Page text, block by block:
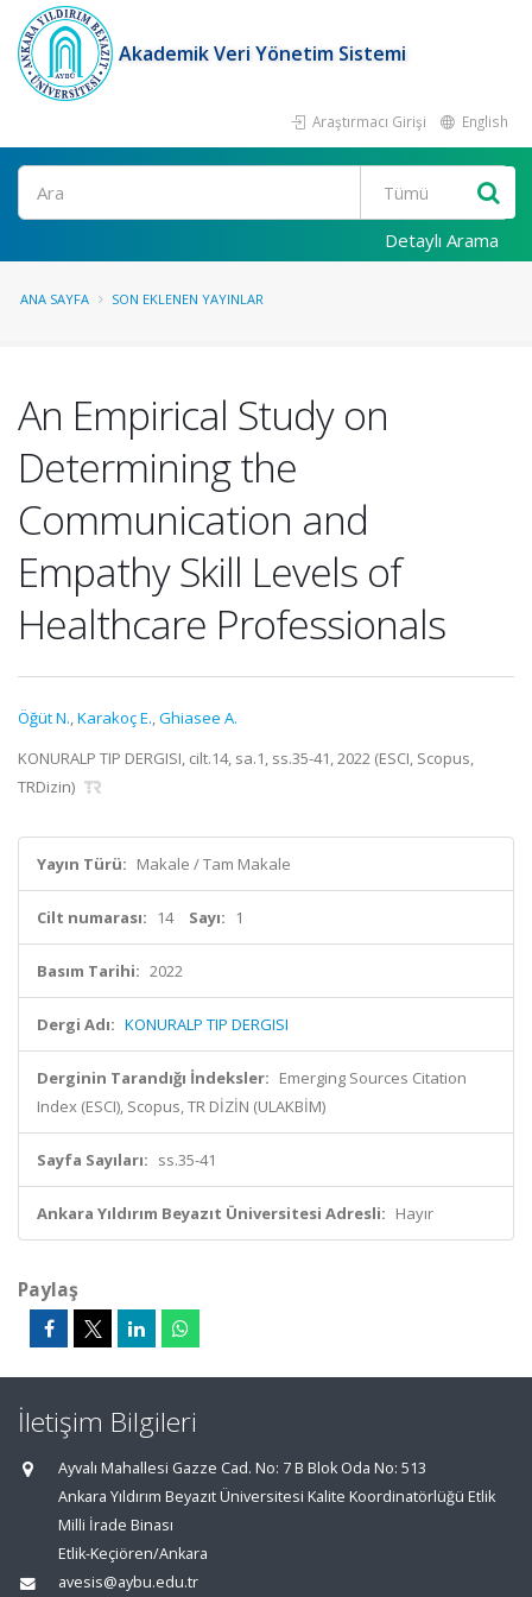
Akademik Veri Yönetim Sistemi
Araştırmacı Girişi English
Ara
Detaylı Arama
ANA SAYFA SON EKLENEN YAYINLAR
An Empirical Study on
Determining the
Communication and
Empathy Skill Levels of
Healthcare Professionals
Öğüt N.,Karakoç E.,Ghiasee A.
KONURALP TIP DERGISI, cilt.14, sa.1, ss.35-41, 2022 (ESCI, Scopus,
TRDizin)
Yayın Türü: Makale / Tam Makale
Cilt numarası: 14 Sayı: 1
Basım Tarihi: 2022
Dergi Adı: KONURALP TIP DERGISI
Derginin Tarandığı İndeksler: Emerging Sources Citation
Index (ESCI), Scopus, TR DİZİN (ULAKBİM)
Sayfa Sayıları: ss.35-41
Ankara Yıldırım Beyazıt Üniversitesi Adresli: Hayır
Paylaş
İletişim Bilgileri
Ayvalı Mahallesi Gazze Cad. No: 7 B Blok Oda No: 513
Ankara Yıldırım Beyazıt Üniversitesi Kalite Koordinatörlüğü Etlik
Milli İrade Binası
Etlik-Keçiören/Ankara
avesis@aybu.edu.tr